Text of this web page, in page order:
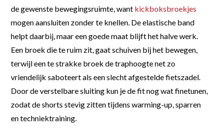
de gewenste bewegingsruimte, want kickboksbroekjes
mogen aansluiten zonder te knellen. De elastische band
helpt daarbij, maar een goede maat blijft het halve werk.
Een broek die te ruim zit, gaat schuiven bij het bewegen,
terwijl een te strakke broek de traphoogte net zo
vriendelijk saboteert als een slecht afgestelde fietszadel.
Door de verstelbare sluiting kun je de fit nog wat finetunen,
zodat de shorts stevig zitten tijdens warming-up, sparren
en techniektraining.